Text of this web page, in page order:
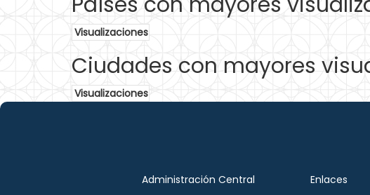
Visualizaciones
Ciudades con mayores
Visualizaciones
Administración Central
Enlaces